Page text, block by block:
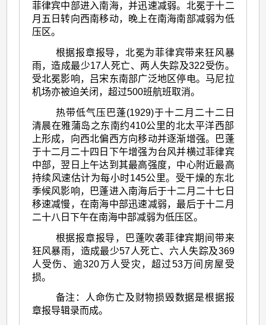
菲律宾中部进入南海，并迅速减弱。北冕于十二
月五日转向西南移动，晚上在南海南部减弱为低
压区。
根据报章报导，北冕为菲律宾带来狂风暴
雨，造成最少17人死亡、两人失踪及322受伤。
受北冕影响，吕宋东南部广泛地区停电。马尼拉
机场亦被迫关闭，超过500班航班取消。
热带低气压巴蓬(1929)于十二月二十二日
清晨在雅蒲岛之东南约410公里的北太平洋西部
上形成，向西北偏西方向移动并逐渐增强。巴蓬
于十二月二十四日下午增强为台风并横过菲律宾
中部，翌日上午达到其最高强度，中心附近最高
持续风速估计为每小时145公里。受干燥的东北
季候风影响，巴蓬进入南海后于十二月二十七日
移速减慢，在南海中部迅速减弱，最后于十二月
二十八日下午在南海中部减弱为低压区。
根据报章报导，巴蓬吹袭菲律宾期间带来
狂风暴雨，造成最少57人死亡、六人失踪及369
人受伤、逾320万人受灾，超过53万间房屋受
损。
备注：人命伤亡及财物损毁数据是根据报
章报导辑录而成。